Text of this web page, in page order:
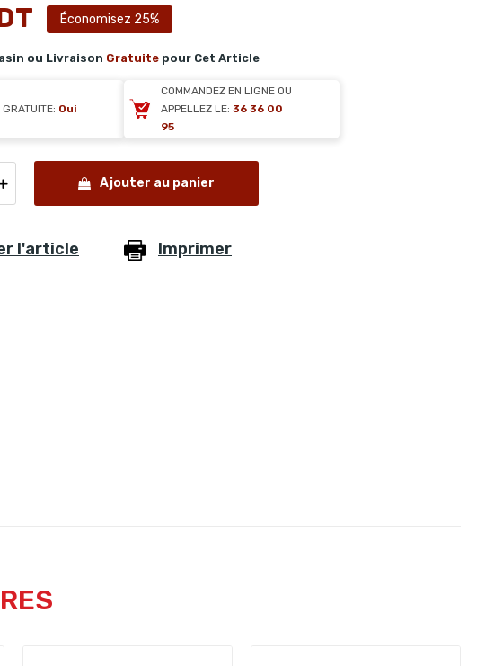
Économisez 25%
ou Livraison Gratuite pour Cet Article
Oui
COMMANDEZ EN LIGNE OU
APPELLEZ LE: 36 36 00
95
Ajouter au panier
l'article Imprimer